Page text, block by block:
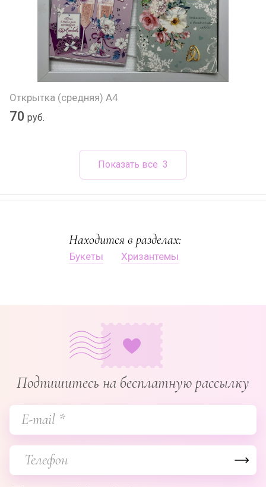
Открытка (средняя) А4
70 руб.
Показать все 3
Находится в разделах:
Букеты Хризантемы
Подпишитесь на бесплатную рассылку